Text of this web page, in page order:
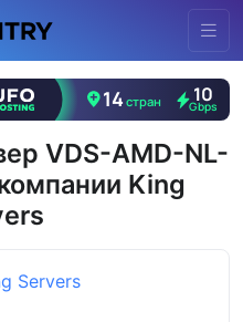
VDS-AMD-NL-
King
Servers